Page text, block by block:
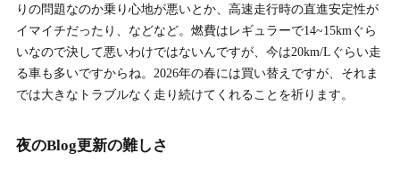
りの問題なのか乗り心地が悪いとか、高速走行時の直進安定性が
イマイチだったり、などなど。燃費はレギュラーで14~15kmぐら
いなので決して悪いわけではないんですが、今は20km/Lぐらい走
る車も多いですからね。2026年の春には買い替えですが、それま
では大きなトラブルなく走り続けてくれることを祈ります。
夜のBlog更新の難しさ